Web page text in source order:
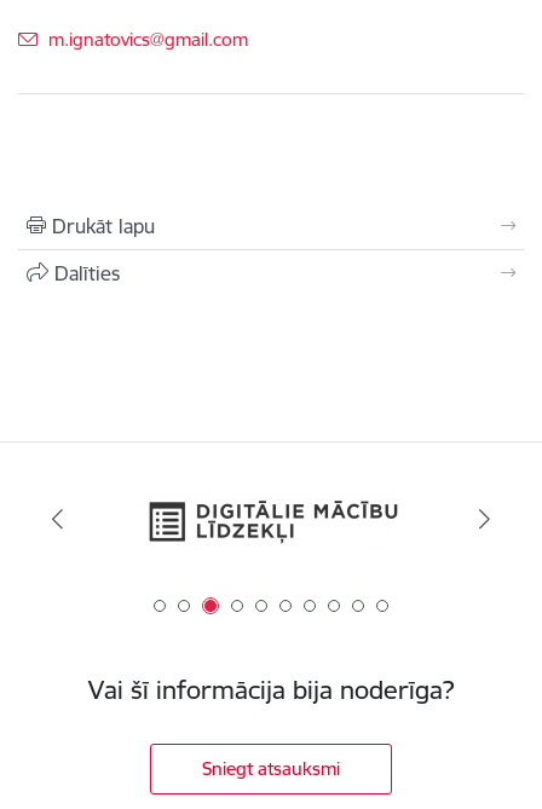
E-pasts:
m.ignatovics@gmail.com
Drukāt lapu
Dalīties
Vai šī informācija bija noderīga?
Sniegt atsauksmi